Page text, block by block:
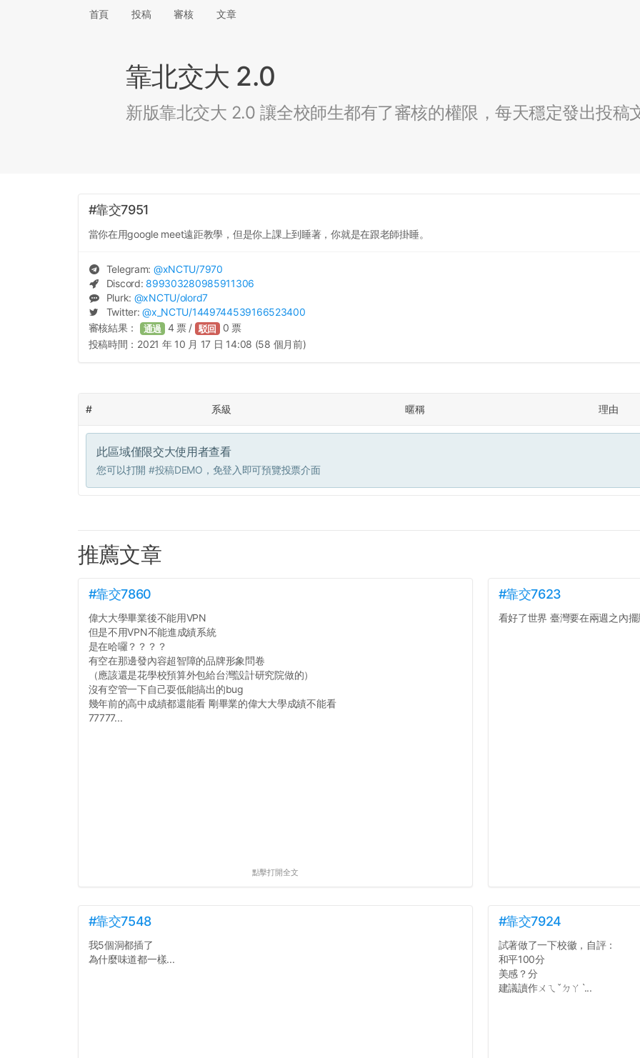
首頁 投稿 審核 文章
靠北交大 2.0
新版靠北交大 2.0 讓全校師生都有了審核的權限，每天穩定發出投稿
#靠交7951
當你在用google meet遠距教學，但是你上課上到睡著，你就是在跟老師掛睡。
Telegram: @xNCTU/7970
Discord: 899303280985911306
Plurk: @xNCTU/olord7
Twitter:@x_NCTU/1449744539166523400
審核結果： 通過 4票 / 駁回 0 票
投稿時間： 2021 年 10 月 17 日 14:08 (58 個月前)
# 系級 暱稱 理由
此區域僅限交大使用者查看
您可以打開 #投稿DEMO ，免登入即可預覽投票介面
推薦文章
#靠交7860
偉大大學畢業後不能用VPN
但是不用VPN不能進成績系統
是在哈囉？？？？
有空在那邊發內容超智障的品牌形象問卷
（應該還是花學校預算外包給台灣設計研究院做的）
沒有空管一下自己耍低能搞出的bug
幾年前的高中成績都還能看 剛畢業的偉大大學成績不能看
77777...
點擊打開全文
#靠交7623
看好了世界 臺灣要在兩週之內
#靠交7548
我5個洞都插了
為什麼味道都一樣...
#靠交7924
試著做了一下校徽，自評：
和平100分
美感？分
建議讀作ㄨㄟˇㄉㄚˋ...